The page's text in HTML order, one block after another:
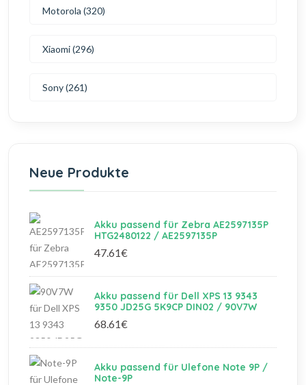
Motorola (320)
Xiaomi (296)
Sony (261)
Neue Produkte
Akku passend für Zebra AE2597135P
HTG2480122 / AE2597135P
47.61€
Akku passend für Dell XPS 13 9343
9350 JD25G 5K9CP DIN02 / 90V7W
68.61€
Akku passend für Ulefone Note 9P /
Note-9P